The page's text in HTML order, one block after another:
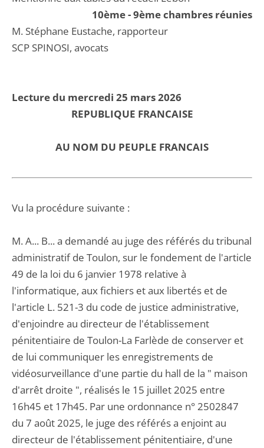
10ème - 9ème chambres réunies
M. Stéphane Eustache, rapporteur
SCP SPINOSI, avocats
Lecture du mercredi 25 mars 2026
REPUBLIQUE FRANCAISE
AU NOM DU PEUPLE FRANCAIS
Vu la procédure suivante :
M. A... B... a demandé au juge des référés du tribunal
administratif de Toulon, sur le fondement de l'article
49 de la loi du 6 janvier 1978 relative à
l'informatique, aux fichiers et aux libertés et de
l'article L. 521-3 du code de justice administrative,
d'enjoindre au directeur de l'établissement
pénitentiaire de Toulon-La Farlède de conserver et
de lui communiquer les enregistrements de
vidéosurveillance d'une partie du hall de la " maison
d'arrêt droite ", réalisés le 15 juillet 2025 entre
16h45 et 17h45. Par une ordonnance n° 2502847
du 7 août 2025, le juge des référés a enjoint au
directeur de l'établissement pénitentiaire, d'une